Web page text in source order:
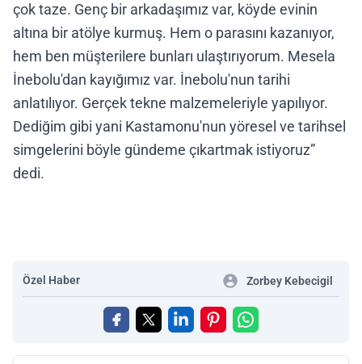
çok taze. Genç bir arkadaşımız var, köyde evinin
altına bir atölye kurmuş. Hem o parasını kazanıyor,
hem ben müşterilere bunları ulaştırıyorum. Mesela
İnebolu'dan kayığımız var. İnebolu'nun tarihi
anlatılıyor. Gerçek tekne malzemeleriyle yapılıyor.
Dediğim gibi yani Kastamonu'nun yöresel ve tarihsel
simgelerini böyle gündeme çıkartmak istiyoruz”
dedi.
Özel Haber Zorbey Kebecigil